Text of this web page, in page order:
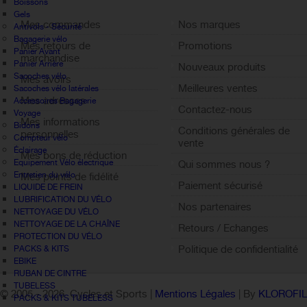
Boissons
Gels
Antivols - Sécurité
Bagagerie vélo
Panier Avant
Panier Arrière
Sacoches vélo
Sacoches vélo latérales
Accessoires Bagagerie
Voyage
Bidons
Compteur vélo
Éclairage
Equipement Vélo électrique
Entretien du vélo
LIQUIDE DE FREIN
LUBRIFICATION DU VÉLO
NETTOYAGE DU VÉLO
NETTOYAGE DE LA CHAÎNE
PROTECTION DU VÉLO
PACKS & KITS
EBIKE
RUBAN DE CINTRE
TUBELESS
PACKS & KITS TUBELESS
Mes commandes
Mes retours de
marchandise
Mes avoirs
Mes adresses
Mes informations
personnelles
Mes bons de réduction
Mes points de fidélité
Sign out
Nos marques
Promotions
Nouveaux produits
Meilleures ventes
Contactez-nous
Conditions générales de
vente
Qui sommes nous ?
Paiement sécurisé
Nos partenaires
Retours / Echanges
Politique de confidentialité
© 2005 -2026 Cycles et Sports | Mentions Légales | By